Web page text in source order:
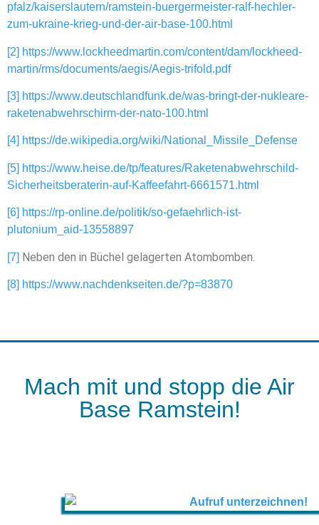
pfalz/kaiserslautern/ramstein-buergermeister-ralf-hechler-
zum-ukraine-krieg-und-der-air-base-100.html
[2] https://www.lockheedmartin.com/content/dam/lockheed-
martin/rms/documents/aegis/Aegis-trifold.pdf
[3] https://www.deutschlandfunk.de/was-bringt-der-nukleare-
raketenabwehrschirm-der-nato-100.html
[4] https://de.wikipedia.org/wiki/National_Missile_Defense
[5] https://www.heise.de/tp/features/Raketenabwehrschild-
Sicherheitsberaterin-auf-Kaffeefahrt-6661571.html
[6] https://rp-online.de/politik/so-gefaehrlich-ist-
plutonium_aid-13558897
[7] Neben den in Büchel gelagerten Atombomben.
[8] https://www.nachdenkseiten.de/?p=83870
Mach mit und stopp die Air
Base Ramstein!